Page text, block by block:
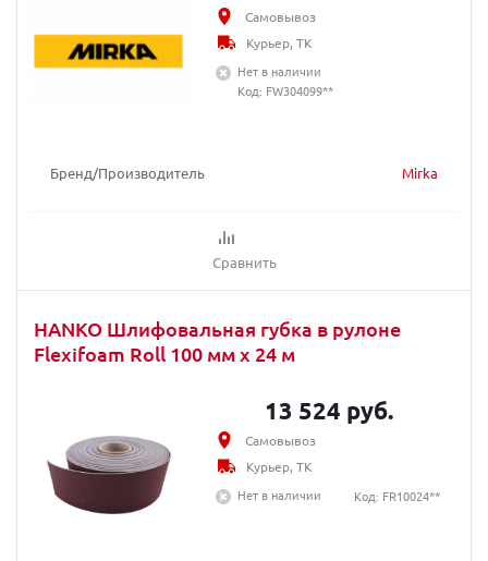
Бренд/Производитель Mirka
Сравнить
Самовывоз
Курьер, ТК
Нет в наличии
Код: FW304099**
HANKO Шлифовальная губка в рулоне
Flexifoam Roll 100 мм x 24 м
13 524 руб.
Самовывоз
Курьер, ТК
Нет в наличии
Код: FR10024**